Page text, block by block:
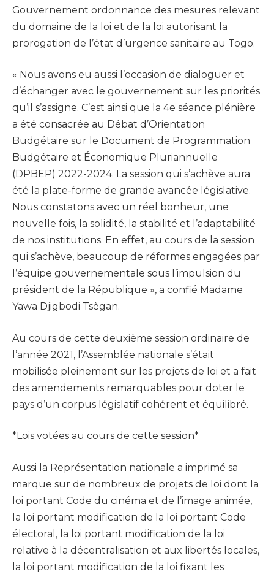
Gouvernement ordonnance des mesures relevant
du domaine de la loi et de la loi autorisant la
prorogation de l’état d’urgence sanitaire au Togo.
« Nous avons eu aussi l’occasion de dialoguer et
d’échanger avec le gouvernement sur les priorités
qu’il s’assigne. C’est ainsi que la 4e séance plénière
a été consacrée au Débat d’Orientation
Budgétaire sur le Document de Programmation
Budgétaire et Économique Pluriannuelle
(DPBEP) 2022-2024. La session qui s’achève aura
été la plate-forme de grande avancée législative.
Nous constatons avec un réel bonheur, une
nouvelle fois, la solidité, la stabilité et l’adaptabilité
de nos institutions. En effet, au cours de la session
qui s’achève, beaucoup de réformes engagées par
l’équipe gouvernementale sous l’impulsion du
président de la République », a confié Madame
Yawa Djigbodi Tsègan.
Au cours de cette deuxième session ordinaire de
l’année 2021, l’Assemblée nationale s’était
mobilisée pleinement sur les projets de loi et a fait
des amendements remarquables pour doter le
pays d’un corpus législatif cohérent et équilibré.
*Lois votées au cours de cette session*
Aussi la Représentation nationale a imprimé sa
marque sur de nombreux de projets de loi dont la
loi portant Code du cinéma et de l’image animée,
la loi portant modification de la loi portant Code
électoral, la loi portant modification de la loi
relative à la décentralisation et aux libertés locales,
la loi portant modification de la loi fixant les